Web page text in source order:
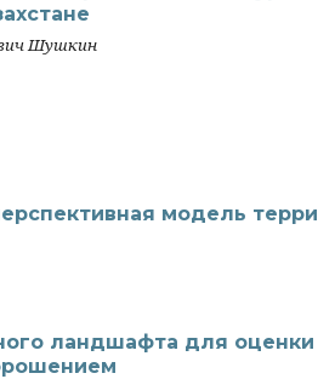
Шушкин
модель
ландшафта для